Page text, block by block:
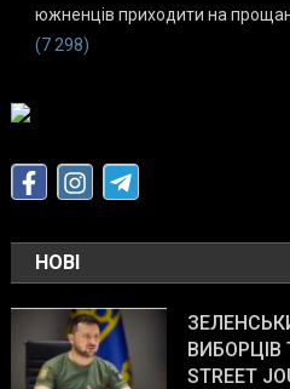
южненців приходити на
(7 298)
НОВІ
ВИБОРЦІВ
STREET